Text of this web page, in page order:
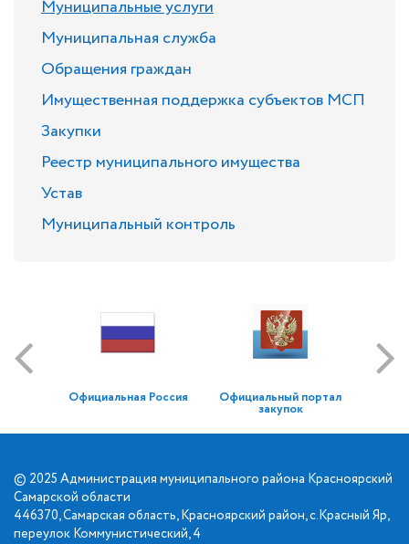
Муниципальные услуги
Муниципальная служба
Обращения граждан
Имущественная поддержка субъектов МСП
Закупки
Реестр муниципального имущества
Устав
Муниципальный контроль
Официальная Россия Официальный портал
закупок
© 2025 Администрация муниципального района Красноярский
Самарской области
446370, Самарская область, Красноярский район, с.Красный Яр,
переулок Коммунистический, 4